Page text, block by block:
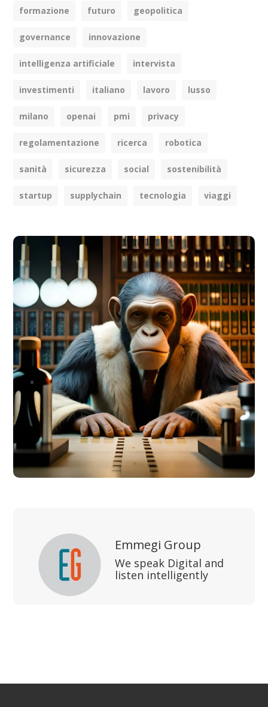
formazione futuro geopolitica
governance innovazione
intelligenza artificiale intervista
investimenti italiano lavoro lusso
milano openai pmi privacy
regolamentazione ricerca robotica
sanità sicurezza social sostenibilità
startup supplychain tecnologia viaggi
Emmegi Group
We speak Digital and
listen intelligently